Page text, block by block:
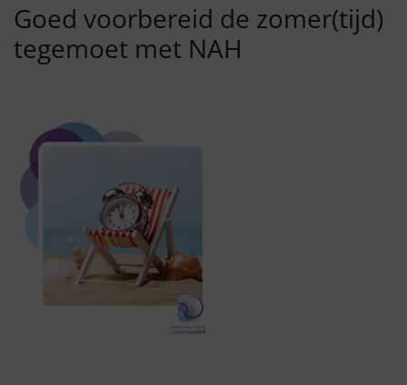
Goed voorbereid de zomer(tijd)
tegemoet met NAH